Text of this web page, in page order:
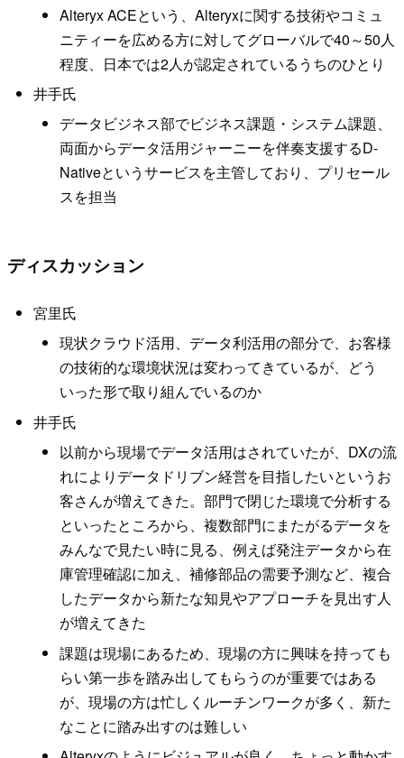
Alteryx ACEという、Alteryxに関する技術やコミュ
ニティーを広める方に対してグローバルで40～50人
程度、日本では2人が認定されているうちのひとり
井手氏
データビジネス部でビジネス課題・システム課題、
両面からデータ活用ジャーニーを伴奏支援するD-
Nativeというサービスを主管しており、プリセール
スを担当
ディスカッション
宮里氏
現状クラウド活用、データ利活用の部分で、お客様
の技術的な環境状況は変わってきているが、どう
いった形で取り組んでいるのか
井手氏
以前から現場でデータ活用はされていたが、DXの流
れによりデータドリブン経営を目指したいというお
客さんが増えてきた。部門で閉じた環境で分析する
といったところから、複数部門にまたがるデータを
みんなで見たい時に見る、例えば発注データから在
庫管理確認に加え、補修部品の需要予測など、複合
したデータから新たな知見やアプローチを見出す人
が増えてきた
課題は現場にあるため、現場の方に興味を持っても
らい第一歩を踏み出してもらうのが重要ではある
が、現場の方は忙しくルーチンワークが多く、新た
なことに踏み出すのは難しい